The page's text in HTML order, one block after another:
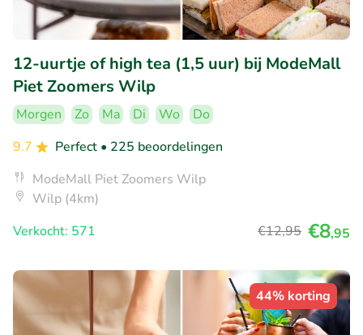
12-uurtje of high tea (1,5 uur) bij ModeMall
Piet Zoomers Wilp
Morgen Zo Ma Di Wo
Do
9.7
Perfect • 225 beoordelingen
ModeMall Piet Zoomers Wilp
Wilp (4km)
Verkocht: 571
€12,95 €8,95
44% korting